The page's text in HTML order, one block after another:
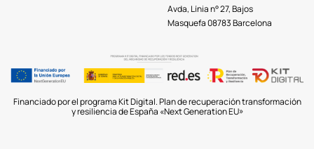
Avda, Línia n° 27, Bajos
Masquefa 08783 Barcelona
Financiado por el programa Kit Digital. Plan de recuperación transformación
y resiliencia de España «Next Generation EU»